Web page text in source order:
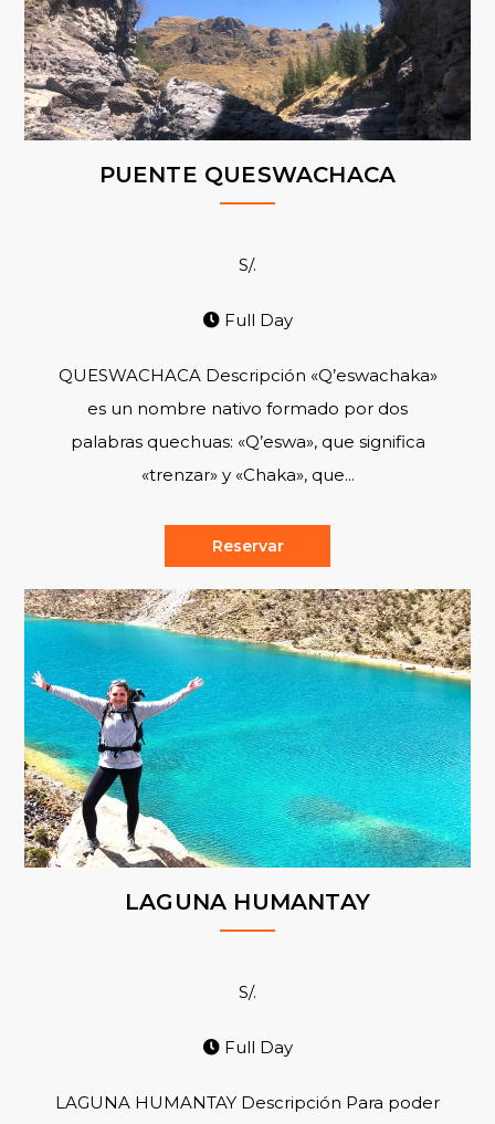
PUENTE QUESWACHACA
S/.
Full Day
QUESWACHACA Descripción «Q’eswachaka»
es un nombre nativo formado por dos
palabras quechuas: «Q’eswa», que significa
«trenzar» y «Chaka», que...
Reservar
LAGUNA HUMANTAY
S/.
Full Day
LAGUNA HUMANTAY Descripción Para poder